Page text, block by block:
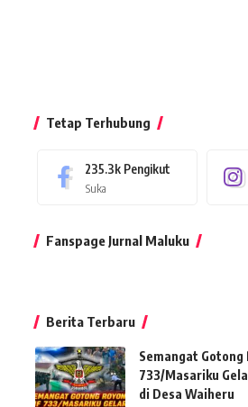
Tetap Terhubung
235.3k Pengikut
Suka
Fanspage Jurnal Maluku
Berita Terbaru
Semangat Gotong
733/Masariku
di Desa Waiheru